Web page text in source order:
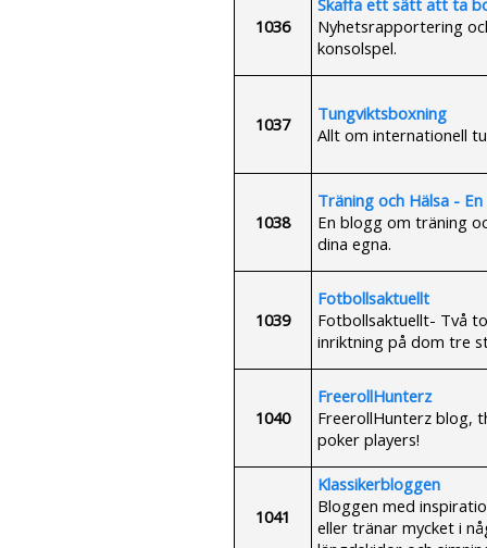
1036
Nyhetsrapportering
konsolspel.
1037
Tungviktsboxning
Allt om internationell
1038
Träning och Hälsa - En
En blogg om träning
dina egna.
1039
Fotbollsaktuellt
Fotbollsaktuellt- Två
inriktning på dom tre
1040
FreerollHunterz
FreerollHunterz blog,
poker players!
1041
Klassikerbloggen
Bloggen med
eller tränar mycket i